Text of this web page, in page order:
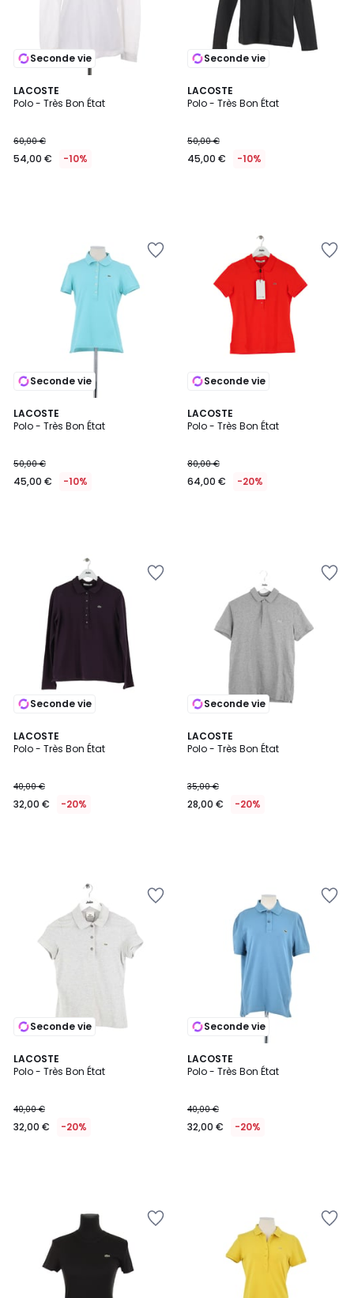
Seconde vie
LACOSTE
Polo - Très Bon État
60,00 €
54,00 € -10%
Seconde vie
LACOSTE
Polo - Très Bon État
50,00 €
45,00 € -10%
Seconde vie
LACOSTE
Polo - Très Bon État
50,00 €
45,00 € -10%
Seconde vie
LACOSTE
Polo - Très Bon État
80,00 €
64,00 € -20%
Seconde vie
LACOSTE
Polo - Très Bon État
40,00 €
32,00 € -20%
Seconde vie
LACOSTE
Polo - Très Bon État
35,00 €
28,00 € -20%
Seconde vie
LACOSTE
Polo - Très Bon État
40,00 €
32,00 € -20%
Seconde vie
LACOSTE
Polo - Très Bon État
40,00 €
32,00 € -20%